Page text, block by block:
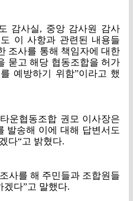
감사실, 중앙 감사원 감사
이 사항과 관련된 내용들
조사를 통해 책임자에 대한
묻고 해당 협동조합을 허가
예방하기 위함”이라고 했
운협동조합 권모 이사장은
발송해 이에 대해 답변서도
다“고 밝혔다.
사를 해 주민들과 조합원들
겠다”고 말했다.